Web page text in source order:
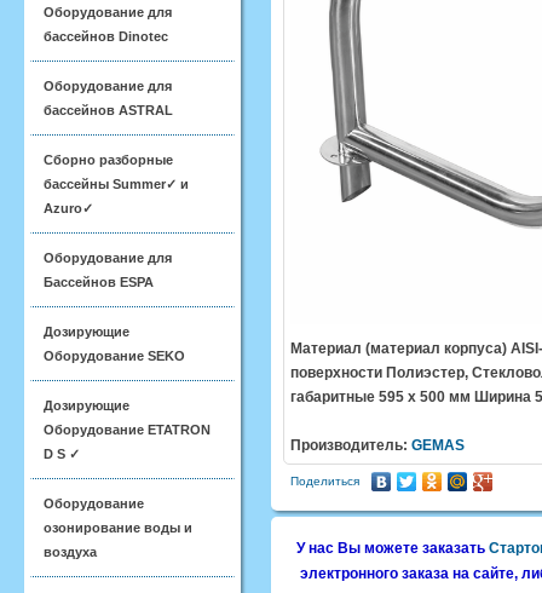
Оборудование для
бассейнов Dinotec
Оборудование для
бассейнов ASTRAL
Сборно разборные
бассейны Summer✓ и
Azuro✓
Оборудование для
Бассейнов ESPA
Дозирующие
Оборудование SEKO
Дозирующие
Оборудование ETATRON
D S ✓
Оборудование
озонирование воды и
воздуха
Материал (материал корпуса)
поверхности Полиэстер,
габаритные 595 х 500 мм Ширина
Производитель: GEMAS
Поделиться
У нас Вы можете заказать
электронного заказа на сайте,